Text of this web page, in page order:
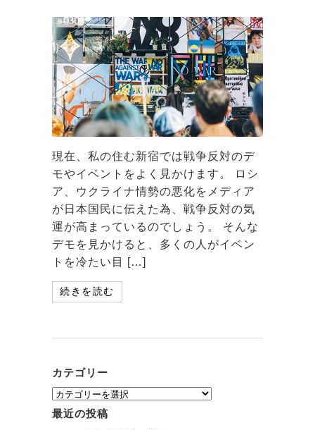
現在、私の住む新宿では戦争反対のデ
モやイベントをよく見かけます。 ロシ
ア、ウクライナ情勢の悪化をメディア
が日本国民に伝えた為、戦争反対の気
運が高まっているのでしょう。 そんな
デモを見かけると、多くの人がイベン
トを冷たい目 […]
続きを読む
カテゴリー
カ
テ
ゴ
最近の投稿